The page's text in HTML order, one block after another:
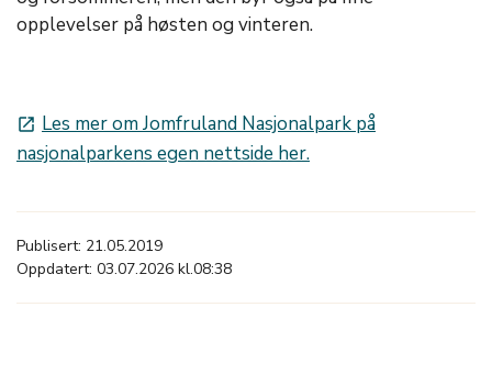
opplevelser på høsten og vinteren.
launch Les mer om Jomfruland Nasjonalpark på
nasjonalparkens egen nettside her.
Publisert: 21.05.2019
Oppdatert: 03.07.2026 kl.08:38